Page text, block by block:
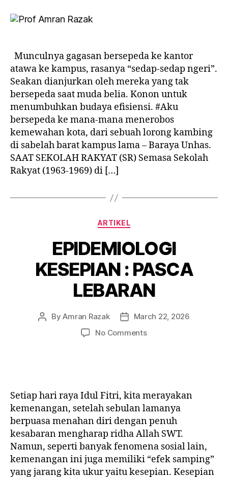
Munculnya gagasan bersepeda ke kantor
atawa ke kampus, rasanya “sedap-sedap ngeri”.
Seakan dianjurkan oleh mereka yang tak
bersepeda saat muda belia. Konon untuk
menumbuhkan budaya efisiensi. #Aku
bersepeda ke mana-mana menerobos
kemewahan kota, dari sebuah lorong kambing
di sabelah barat kampus lama – Baraya Unhas.
SAAT SEKOLAH RAKYAT (SR) Semasa Sekolah
Rakyat (1963-1969) di […]
Categories
ARTIKEL
EPIDEMIOLOGI
KESEPIAN : PASCA
LEBARAN
PostByAmran Razak
PostMarch 22, 2026
No Commentson
Setiap hari raya Idul Fitri, kita merayakan
kemenangan, setelah sebulan lamanya
berpuasa menahan diri dengan penuh
kesabaran mengharap ridha Allah SWT.
Namun, seperti banyak fenomena sosial lain,
kemenangan ini juga memiliki “efek samping”
yang jarang kita ukur yaitu kesepian. Kesepian